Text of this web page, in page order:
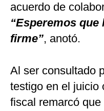
acuerdo de
“Esperemos
firme”, anotó.
Al ser consultado
testigo en el juicio
fiscal remarcó